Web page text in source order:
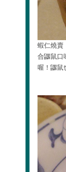
蝦仁燒賣
合鼴鼠口
喔！鼴鼠